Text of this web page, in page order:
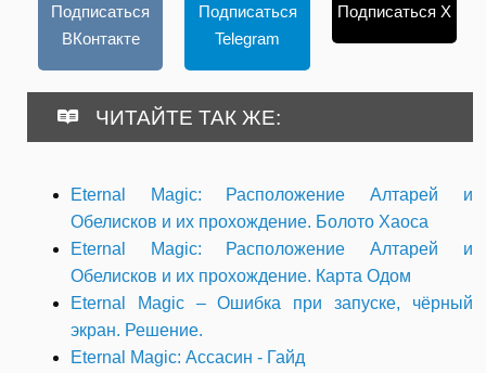
Подписаться
ВКонтакте
Подписаться
Telegram
Подписаться X
ЧИТАЙТЕ ТАК ЖЕ:
Eternal Magic: Расположение Алтарей и
Обелисков и их прохождение. Болото Хаоса
Eternal Magic: Расположение Алтарей и
Обелисков и их прохождение. Карта Одом
Eternal Magic – Ошибка при запуске, чёрный
экран. Решение.
Eternal Magic: Ассасин - Гайд